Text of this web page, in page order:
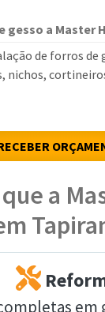
gesso a Master
de forros de
nichos,
a
em